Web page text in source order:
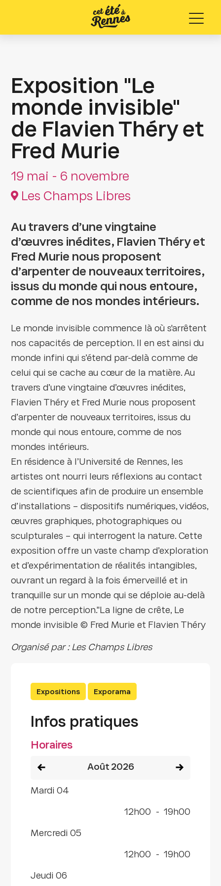
Menu
Exposition "Le
monde invisible"
de Flavien Théry et
Fred Murie
19 mai - 6 novembre
Les Champs Libres
Au travers d’une vingtaine
d’œuvres inédites, Flavien Théry et
Fred Murie nous proposent
d’arpenter de nouveaux territoires,
issus du monde qui nous entoure,
comme de nos mondes intérieurs.
Le monde invisible commence là où s'arrêtent
nos capacités de perception. Il en est ainsi du
monde infini qui s’étend par-delà comme de
celui qui se cache au cœur de la matière. Au
travers d’une vingtaine d’œuvres inédites,
Flavien Théry et Fred Murie nous proposent
d’arpenter de nouveaux territoires, issus du
monde qui nous entoure, comme de nos
mondes intérieurs.
En résidence à l’Université de Rennes, les
artistes ont nourri leurs réflexions au contact
de scientifiques afin de produire un ensemble
d’installations – dispositifs numériques, vidéos,
œuvres graphiques, photographiques ou
sculpturales – qui interrogent la nature. Cette
exposition offre un vaste champ d’exploration
et d’expérimentation de réalités intangibles,
ouvrant un regard à la fois émerveillé et in
tranquille sur un monde qui se déploie au-delà
de notre perception."La ligne de crête, Le
monde invisible © Fred Murie et Flavien Théry
Organisé par : Les Champs Libres
Expositions Exporama
Infos pratiques
Horaires
Voir le mois précédentaoût 2026
mardi 04
12h00 - 19h00
mercredi 05
12h00 - 19h00
jeudi 06